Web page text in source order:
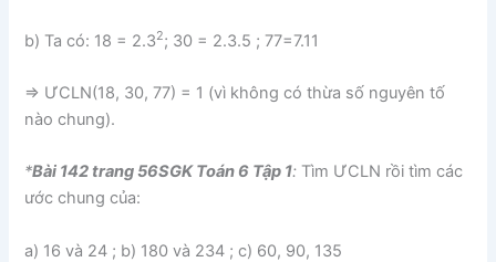
b) Ta có: 18 = 2.32; 30 = 2.3.5 ; 77=7.11
⇒ ƯCLN(18, 30, 77) = 1 (vì không có thừa số nguyên tố
nào chung).
*Bài 142 trang 56SGK Toán 6 Tập 1: Tìm ƯCLN rồi tìm các
ước chung của:
a) 16 và 24 ; b) 180 và 234 ; c) 60, 90, 135